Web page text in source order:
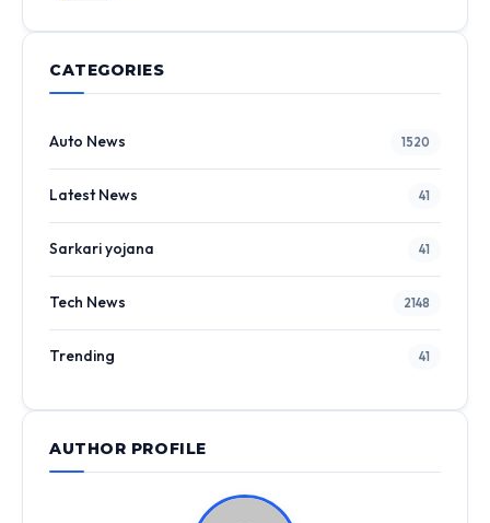
CATEGORIES
Auto News 1520
Latest News 41
Sarkari yojana 41
Tech News 2148
Trending 41
AUTHOR PROFILE